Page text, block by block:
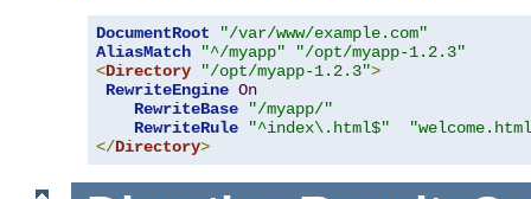
DocumentRoot
"/var/www/example.com"
AliasMatch
"^/myapp"
"/opt/myapp-1.2.3"
<Directory "/opt/myapp-1.2.3">
RewriteEngine On
RewriteBase
"/myapp/"
RewriteRule
"^index\.html$"
</Directory>